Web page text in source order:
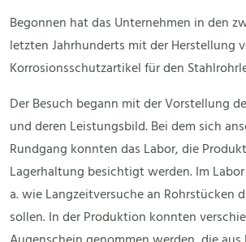
Begonnen hat das Unternehmen in den
letzten Jahrhunderts mit der Herstellung
Korrosionsschutzartikel für den
Der Besuch begann mit der Vorstellung
und deren Leistungsbild. Bei dem sich
Rundgang konnten das Labor, die
Lagerhaltung besichtigt werden. Im
a. wie Langzeitversuche an Rohrstücken
sollen. In der Produktion konnten